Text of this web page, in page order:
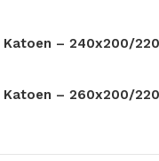
– 240x200/
– 260x200/